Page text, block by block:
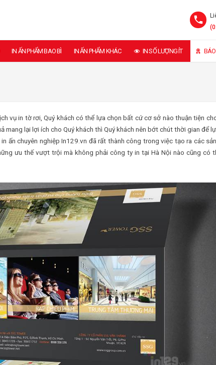
IN ẤN PHẨM BAO BÌ IN ẤN PHẨM KHÁC IN SỐ LƯỢNG ÍT
vụ in tờ rơi, Quý khách có thể lựa chọn bất cứ cơ sở nào thuận tiện
lại lợi ích cho Quý khách thì Quý khách nên bớt chút thời gian để
ấn chuyên nghiệp In129.vn đã rất thành công trong việc tạo ra các
ưu thế vượt trội mà không phải công ty in tại Hà Nội nào cũng có